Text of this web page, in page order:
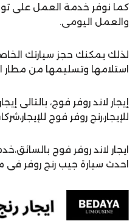
كما نوفر خدمة العمل على
والعمل اليومى.
لذلك يمكنك حجز سيارتك
استلامها وتسليمها من مطار
إيجار لاند روفر فوج، بالتالى
للإيجار،رنج روفر فوج
ايجار لاند روفر فوج
احدث سيارة جيب رنج روفر فى